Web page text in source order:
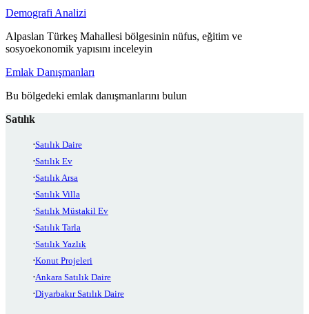
Demografi Analizi
Alpaslan Türkeş Mahallesi bölgesinin nüfus, eğitim ve
sosyoekonomik yapısını inceleyin
Emlak Danışmanları
Bu bölgedeki emlak danışmanlarını bulun
Satılık
Satılık Daire
Satılık Ev
Satılık Arsa
Satılık Villa
Satılık Müstakil Ev
Satılık Tarla
Satılık Yazlık
Konut Projeleri
Ankara Satılık Daire
Diyarbakır Satılık Daire